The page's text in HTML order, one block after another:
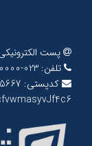
پست
تلفن: 023-31170000
کدپستی: 36716